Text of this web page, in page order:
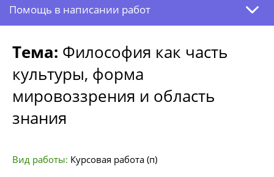
Помощь в написании работ
Тема: Философия как часть
культуры, форма
мировоззрения и область
знания
Вид работы: Курсовая работа (п)